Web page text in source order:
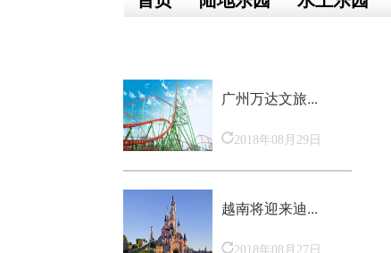
广州万达文旅...
2018年08月29日
越南将迎来迪...
2018年08月27日